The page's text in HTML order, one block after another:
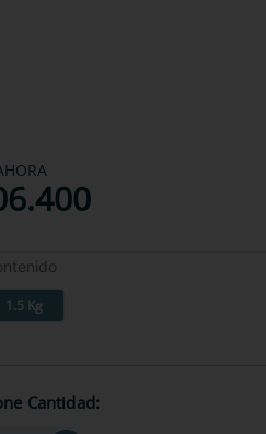
.400
1.5 Kg
Cantidad